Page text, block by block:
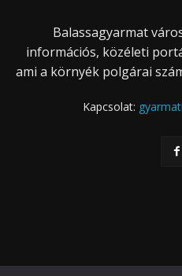
Balassagyarmat
információs, közéleti
ami a környék polgárai
Kapcsolat: